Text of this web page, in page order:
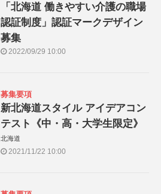
「北海道 働きやすい介護の職場
認証制度」認証マークデザイン
募集
2022/09/29 10:00
募集要項
新北海道スタイル アイデアコン
テスト《中・高・大学生限定》
北海道
2021/11/22 10:00